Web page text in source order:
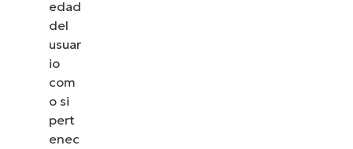
edad
del
usuar
io
com
o si
pert
enec